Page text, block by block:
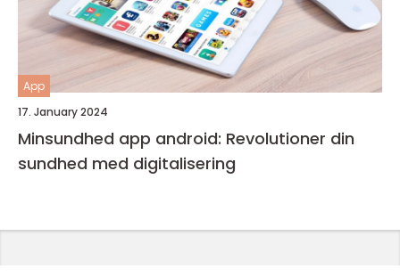
App
17. January 2024
Minsundhed app android: Revolutioner din
sundhed med digitalisering